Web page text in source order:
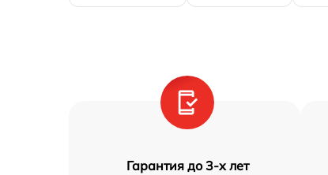
Гарантия до 3-х лет